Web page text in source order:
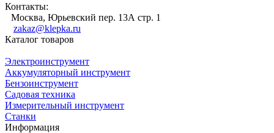
Контакты:
Москва, Юрьевский пер. 13А стр. 1
zakaz@klepka.ru
Каталог товаров
Электроинструмент
Аккумуляторный инструмент
Бензоинструмент
Садовая техника
Измерительный инструмент
Станки
Информация